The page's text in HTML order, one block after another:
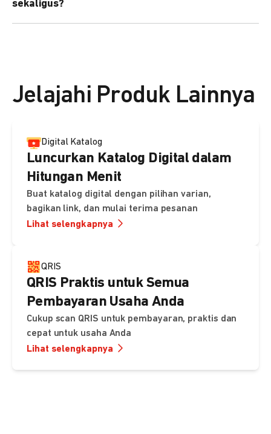
kebutuhan Anda.
sekaligus?
Jelajahi Produk Lainnya
Digital Katalog
Luncurkan Katalog Digital dalam
Hitungan Menit
Buat katalog digital dengan pilihan varian,
bagikan link, dan mulai terima pesanan
Lihat selengkapnya
QRIS
QRIS Praktis untuk Semua
Pembayaran Usaha Anda
Cukup scan QRIS untuk pembayaran, praktis dan
cepat untuk usaha Anda
Lihat selengkapnya